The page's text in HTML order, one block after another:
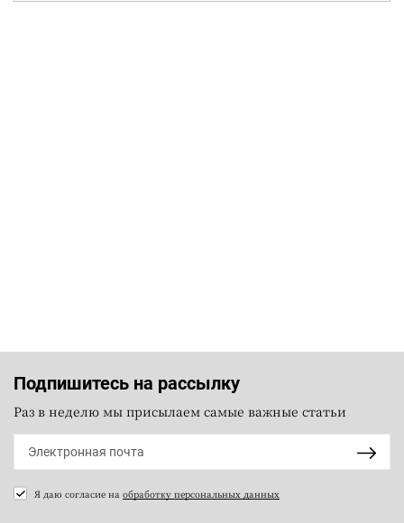
Подпишитесь на рассылку
Раз в неделю мы присылаем самые важные статьи
Я даю согласие на обработку персональных данных